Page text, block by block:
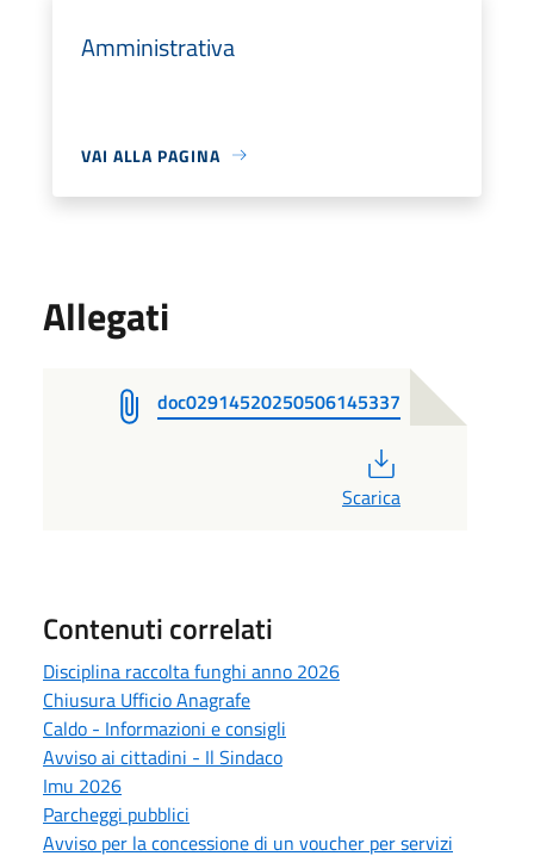
Amministrativa
VAI ALLA PAGINA
Allegati
doc02914520250506145337
Scarica
Contenuti correlati
Disciplina raccolta funghi anno 2026
Chiusura Ufficio Anagrafe
Caldo - Informazioni e consigli
Avviso ai cittadini - Il Sindaco
Imu 2026
Parcheggi pubblici
Avviso per la concessione di un voucher per servizi